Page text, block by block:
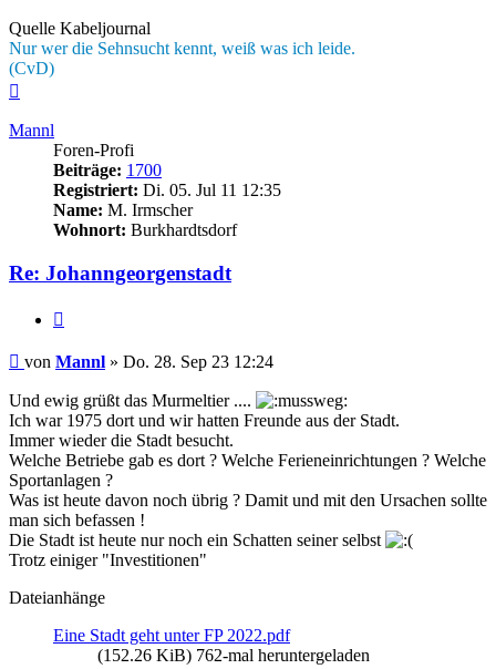
Quelle Kabeljournal
Nur wer die Sehnsucht kennt, weiß was ich leide.
(CvD)
Mannl
Foren-Profi
Beiträge: 1700
Registriert: Di. 05. Jul 11 12:35
Name: M. Irmscher
Wohnort: Burkhardtsdorf
Re: Johanngeorgenstadt
Beitrag
von Mannl » Do. 28. Sep 23 12:24
Und ewig grüßt das Murmeltier ....
Ich war 1975 dort und wir hatten Freunde aus der Stadt.
Immer wieder die Stadt besucht.
Welche Betriebe gab es dort ? Welche Ferieneinrichtungen ? Welche
Sportanlagen ?
Was ist heute davon noch übrig ? Damit und mit den Ursachen sollte
man sich befassen !
Die Stadt ist heute nur noch ein Schatten seiner selbst
Trotz einiger "Investitionen"
Dateianhänge
Eine Stadt geht unter FP 2022.pdf
(152.26 KiB) 762-mal heruntergeladen